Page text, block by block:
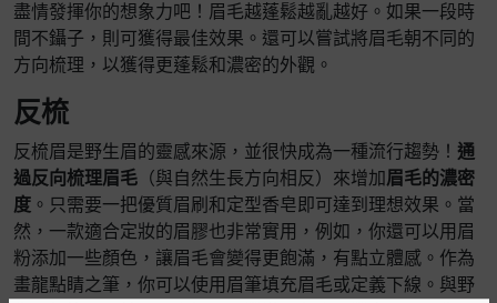
盡情發揮你的想象力吧！眉毛越蓬鬆越亂越好。如果一段時
間不鑷子，則可獲得最佳效果。還可以嘗試將眉毛朝不同的
方向梳理，以獲得更蓬鬆和濃密的外觀。
反梳
反梳眉是野生眉的靈感來源，並很快成為一種流行趨勢！ 通
過反向梳理眉毛 （與自然生長方向相反）來增加眉毛的濃密
度 。只需要一把優質眉刷和定型香皂即可達到理想效果。當
然，一款適合定妝的眉膠也非常實用，例如，你還可以用眉
粉添加一些顏色，讓眉毛會變得更飽滿，有點立體感。作為
畫龍點睛之筆，你可以使用眉筆填充眉毛或定義下線。與野